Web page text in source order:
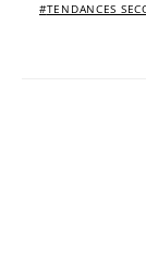
TENDANCES